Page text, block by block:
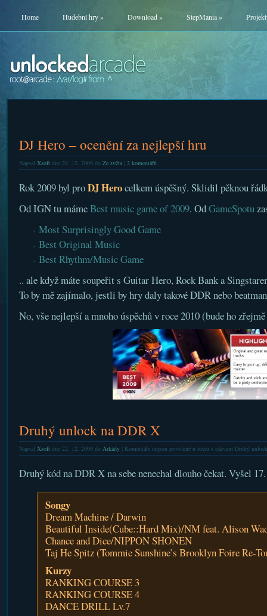
Home Hudební hry» Download» StepMania»
DJ Hero – ocenění za nejlepší hru
Napsal Xsoftdne 28. 12. 2009 do Ze světa| 2 komentářů
Rok 2009 byl proDJ Herocelkem úspěšný. Sklidil pěknou
Od IGN tu mámeBest music game of 2009. OdGameSpotu
Most Surprisingly Good Game
Best Original Music
Best Rhythm/Music Game
.. ale když máte soupeřit s Guitar Hero, Rock Bank a
To by mě zajímalo, jestli by hry daly takové DDR nebo
No, vše nejlepší a mnoho úspěchů v roce 2010 (bude ho
Druhý unlock na DDR X
Napsal Xsoftdne 22. 12. 2009 do Arkády| Komentáře nejsou povolenéu textu s názvem Druhý
Druhý kód na DDR X na sebe nenechal dlouho čekat. Vyšel
Songy
Dream Machine / Darwin
Beautiful Inside(Cube::Hard Mix)/NM feat. Alison
Chance and Dice/NIPPON SHONEN
Taj He Spitz (Tommie Sunshine’s Brooklyn Foire Re-
Kurzy
RANKING COURSE 3
RANKING COURSE 4
DANCE DRILL Lv.7